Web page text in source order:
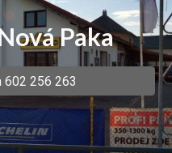
Paka
602 256 263